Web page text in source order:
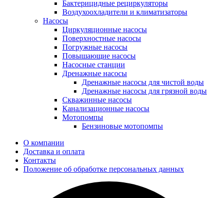
Бактерицидные рециркуляторы
Воздухоохладители и климатизаторы
Насосы
Циркуляционные насосы
Поверхностные насосы
Погружные насосы
Повышающие насосы
Насосные станции
Дренажные насосы
Дренажные насосы для чистой воды
Дренажные насосы для грязной воды
Скважинные насосы
Канализационные насосы
Мотопомпы
Бензиновые мотопомпы
О компании
Доставка и оплата
Контакты
Положение об обработке персональных данных